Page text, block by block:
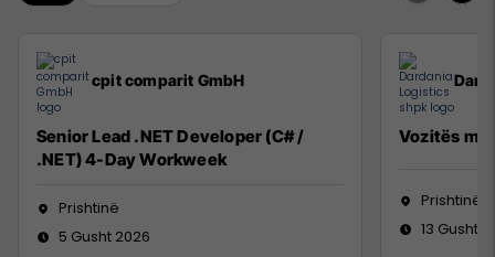
cpit comparit GmbH
Senior Lead .NET Developer (C# /
.NET) 4-Day Workweek
Prishtinë
5 Gusht 2026
Vozitës me
Prishtinë
13 Gusht